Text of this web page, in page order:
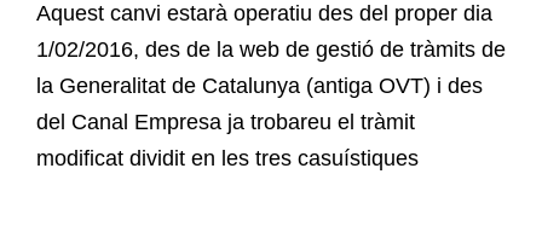
Aquest canvi estarà operatiu des del proper dia
1/02/2016, des de la web de gestió de tràmits de
la Generalitat de Catalunya (antiga OVT) i des
del Canal Empresa ja trobareu el tràmit
modificat dividit en les tres casuístiques